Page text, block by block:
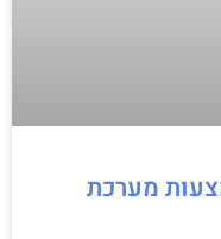
מערכת